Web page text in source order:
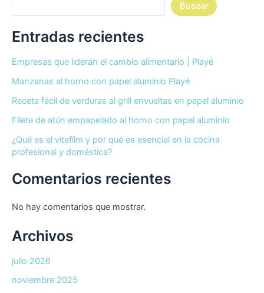
Buscar
Entradas recientes
Empresas que lideran el cambio alimentario | Playé
Manzanas al horno con papel aluminio Playé
Receta fácil de verduras al grill envueltas en papel aluminio
Filete de atún empapelado al horno con papel aluminio
¿Qué es el vitafilm y por qué es esencial en la cocina
profesional y doméstica?
Comentarios recientes
No hay comentarios que mostrar.
Archivos
julio 2026
noviembre 2025